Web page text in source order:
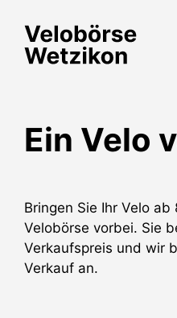
Ein Velo
Bringen Sie Ihr Velo
Velobörse vorbei. Sie
Verkaufspreis und wir
Verkauf an.